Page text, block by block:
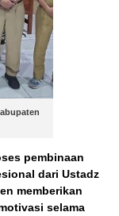
pembinaan
dari Ustadz
memberikan
selama